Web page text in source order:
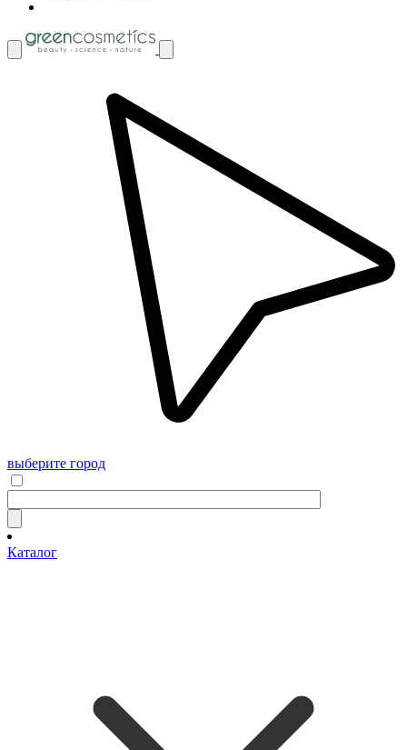
выберите город
Каталог